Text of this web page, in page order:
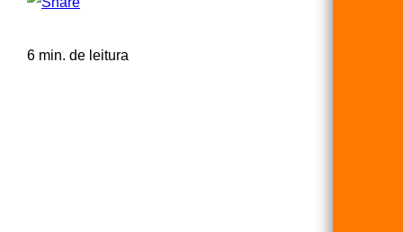
6 min. de leitura